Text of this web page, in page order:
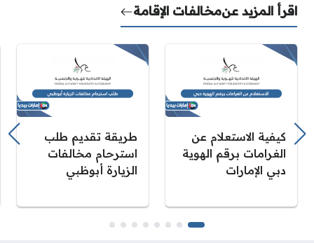
اقرأ المزيد عنمخالفات الإقامة
كيفية الاستعلام عن
الغرامات برقم الهوية
دبي الإمارات
طريقة تقديم طلب
استرحام مخالفات
الزيارة أبوظبي